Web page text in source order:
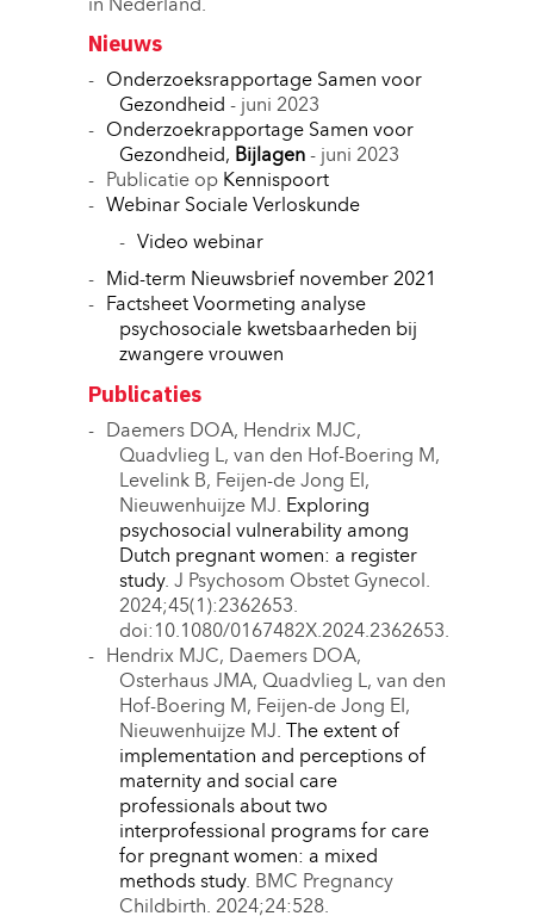
in Nederland.
Nieuws
Onderzoeksrapportage Samen voor
Gezondheid - juni 2023
Onderzoekrapportage Samen voor
Gezondheid, Bijlagen - juni 2023
Publicatie op Kennispoort
Webinar Sociale Verloskunde
Video webinar
Mid-term Nieuwsbrief november 2021
Factsheet Voormeting analyse
psychosociale kwetsbaarheden bij
zwangere vrouwen
Publicaties
Daemers DOA, Hendrix MJC,
Quadvlieg L, van den Hof-Boering M,
Levelink B, Feijen-de Jong EI,
Nieuwenhuijze MJ. Exploring
psychosocial vulnerability among
Dutch pregnant women: a register
study. J Psychosom Obstet Gynecol.
2024;45(1):2362653.
doi:10.1080/0167482X.2024.2362653.
Hendrix MJC, Daemers DOA,
Osterhaus JMA, Quadvlieg L, van den
Hof-Boering M, Feijen-de Jong EI,
Nieuwenhuijze MJ.
The extent of
implementation and perceptions of
maternity and social care
professionals about two
interprofessional programs for care
for pregnant women: a mixed
methods study. BMC Pregnancy
Childbirth. 2024;24:528.